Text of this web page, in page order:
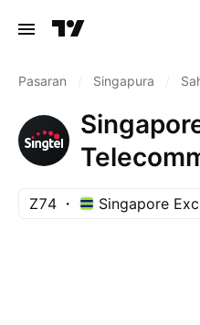
Pasaran Singapura
Limited
Z74 Singapore